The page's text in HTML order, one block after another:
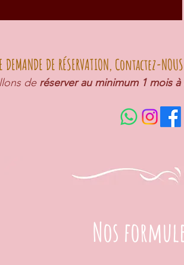
DEMANDE DE RÉSERVATION, Contactez-
de réserver au minimum 1 mois à
Nos